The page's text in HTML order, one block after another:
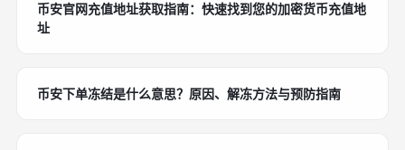
币安官网充值地址获取指南：快速找到您的加密货币充值地
址
币安下单冻结是什么意思？原因、解冻方法与预防指南